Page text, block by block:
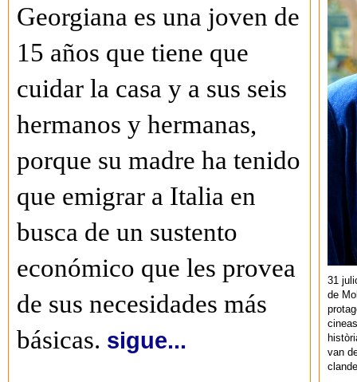
Georgiana es una joven de
15 años que tiene que
cuidar la casa y a sus seis
hermanos y hermanas,
porque su madre ha tenido
que emigrar a Italia en
busca de un sustento
económico que les provea
de sus necesidades más
básicas. sigue...
31
de
van